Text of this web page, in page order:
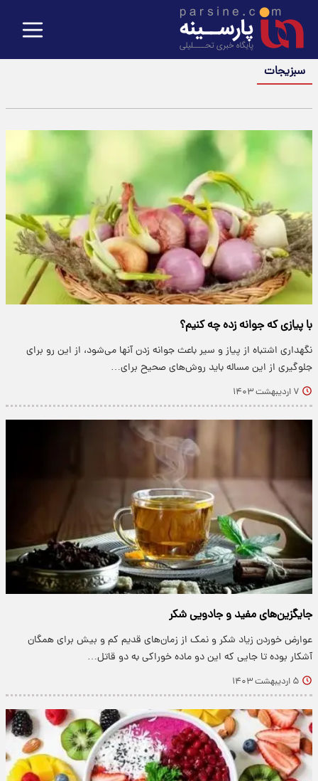
سبزیجات
با پیازی که جوانه زده چه کنیم؟
نگهداری اشتباه از پیاز و سیر باعث جوانه زدن آنها می‌شود، از این رو برای
جلوگیری از این مساله باید روش‌های صحیح برای…
۷ اردیبهشت ۱۴۰۳
جایگزین‌های مفید و جادویی شکر
عوارض خوردن زیاد شکر و نمک از زمان‌های قدیم کم و بیش برای همگان
آشکار بوده تا جایی که این دو ماده خوراکی به دو قاتل…
۵ اردیبهشت ۱۴۰۳